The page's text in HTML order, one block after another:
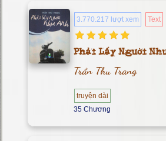
3.770.217 lượt xem Text
Phải Lấy Người
Trần Thu Trang
truyện dài
35 Chương